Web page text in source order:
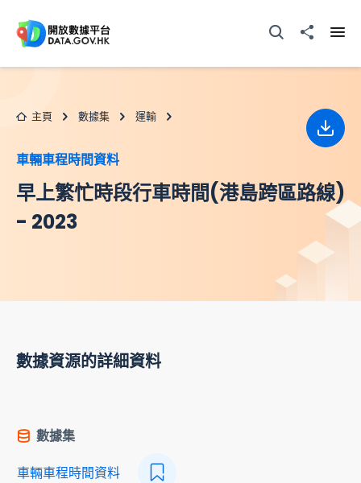
打開搜尋器分享至
主頁 數據集 運輸
車輛車程時間資料
早上繁忙時段行車時間(港島跨區路線)
- 2023
下載
數據資源的詳細資料
數據集
車輛車程時間資料